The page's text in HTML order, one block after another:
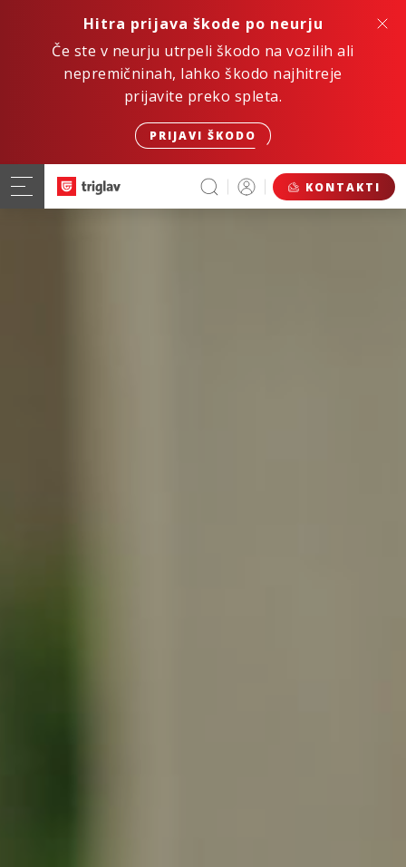
Hitra prijava škode po neurju
Če ste v neurju utrpeli škodo na vozilih ali
nepremičninah, lahko škodo najhitreje
prijavite preko spleta.
PRIJAVI ŠKODO
KONTAKTI